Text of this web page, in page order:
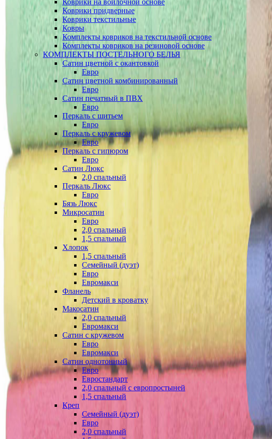
Коврики на войлочной основе
Коврики придверные
Коврики текстильные
Ковры
Комплекты ковриков на текстильной основе
Комплекты ковриков на резиновой основе
КОМПЛЕКТЫ ПОСТЕЛЬНОГО БЕЛЬЯ
Сатин цветной с окантовкой
Евро
Сатин цветной комбинированный
Евро
Сатин печатный в ПВХ
Евро
Перкаль с шитьем
Евро
Перкаль с кружевом
Евро
Перкаль с гипюром
Евро
Сатин Люкс
2,0 спальный
Перкаль Люкс
Евро
Бязь Люкс
Микросатин
Евро
2,0 спальный
1,5 спальный
Хлопок
1,5 спальный
Семейный (дуэт)
Евро
Евромакси
Фланель
Детский в кроватку
Макосатин
2,0 спальный
Евромакси
Сатин с кружевом
Евро
Евромакси
Сатин однотонный
Евро
Евростандарт
2,0 спальный с европростыней
1,5 спальный
Креп
Семейный (дуэт)
Евро
2,0 спальный